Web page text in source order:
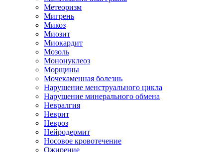
Метеоризм
Мигрень
Микоз
Миозит
Миокардит
Мозоль
Мононуклеоз
Морщины
Мочекаменная болезнь
Нарушение менструального цикла
Нарушение минерального обмена
Невралгия
Неврит
Невроз
Нейродермит
Носовое кровотечение
Ожирение